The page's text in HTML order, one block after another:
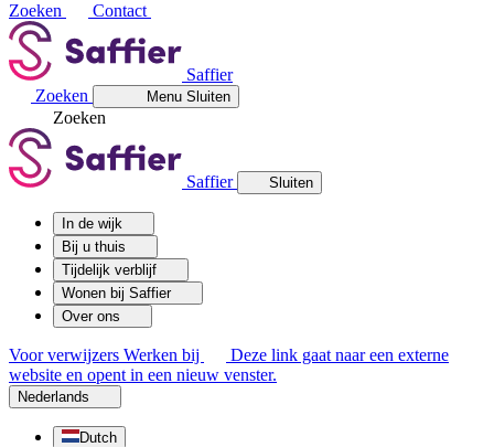
Zoeken
Contact
Saffier
Zoeken
Menu Sluiten
Zoeken
Saffier Sluiten
In de wijk
Bij u thuis
Tijdelijk verblijf
Wonen bij Saffier
Over ons
Voor verwijzers Werken bij
Deze link gaat naar een externe
website en opent in een nieuw venster.
Nederlands
Dutch